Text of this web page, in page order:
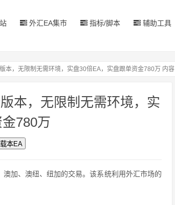
外汇EA集市 指标/脚本 辅助工具
本，无限制无需环境，实盘30倍EA，实盘跟单资金780万 内容
本，无限制无需环境，实
780万
澳加、澳纽、纽加的交易。该系统利用外汇市场的